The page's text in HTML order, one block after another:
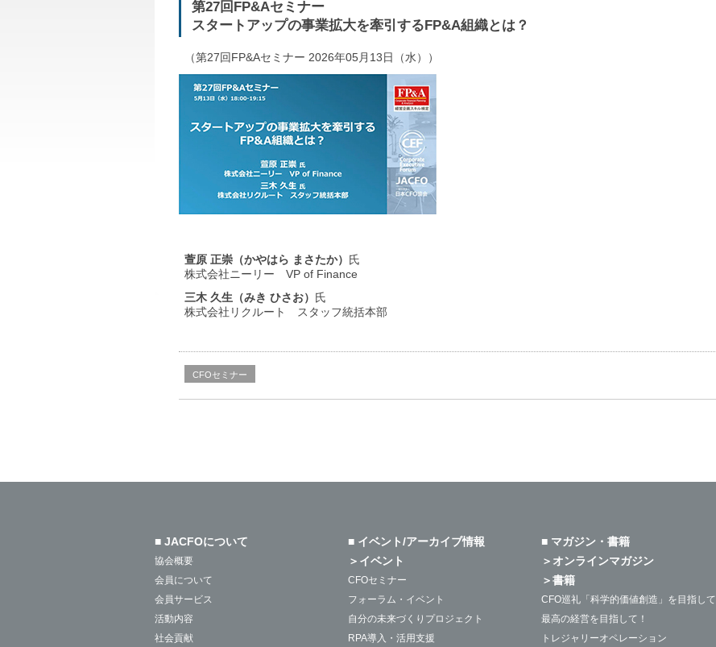
第27回FP&Aセミナー
スタートアップの事業拡大を牽引するFP&A組織とは？
（第27回FP&Aセミナー 2026年05月13日（水））
萱原 正崇（かやはら まさたか） 氏
株式会社ニーリー VP of Finance
三木 久生（みき ひさお） 氏
株式会社リクルート スタッフ統括本部
CFOセミナー
■ JACFOについて
協会概要
会員について
会員サービス
活動内容
社会貢献
■ イベント/アーカイブ情報
＞イベント
CFOセミナー
フォーラム・イベント
自分の未来づくりプロジェクト
RPA導入・活用支援
■ マガジン・書籍
＞オンラインマガジン
＞書籍
CFO巡礼「科学的価値創造」を目指して
最高の経営を目指して！
トレジャリーオペレーション